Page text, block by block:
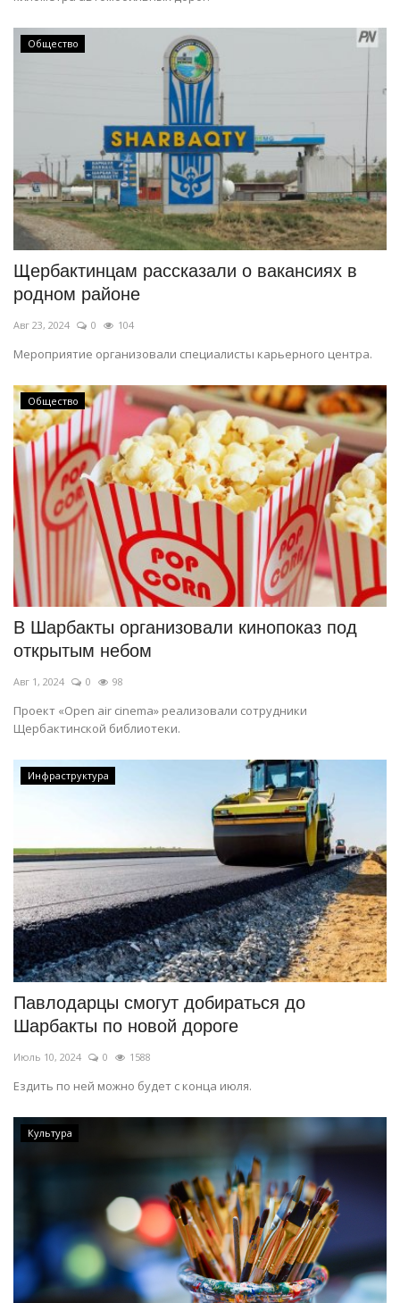
Общество
Щербактинцам рассказали о вакансиях в
родном районе
Авг 23, 2024 0 104
Мероприятие организовали специалисты карьерного центра.
Общество
В Шарбакты организовали кинопоказ под
открытым небом
Авг 1, 2024 0 98
Проект «Open air cinema» реализовали сотрудники
Щербактинской библиотеки.
Инфраструктура
Павлодарцы смогут добираться до
Шарбакты по новой дороге
Июль 10, 2024 0 1588
Ездить по ней можно будет с конца июля.
Культура